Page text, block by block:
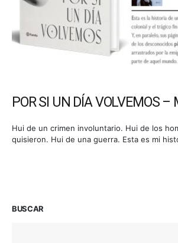
POR SI UN DÍA VOLVEMOS
Hui de un crimen involuntario. Hui de los
quisieron. Hui de una guerra. Esta es mi
BUSCAR